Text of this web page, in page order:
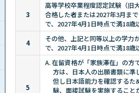
3
高等学校卒業程度認定試験（旧
合格した者または2027年3月ま
で、2027年4月1日時点で満18歳
4
その他、上記と同等以上の学力
で、2027年4月1日時点で満18歳
5
A. 在留資格が「家族滞在」の方
方は、日本人の出願書類に準
但し日本語能力を確認するた
験、面接試験を実施すること